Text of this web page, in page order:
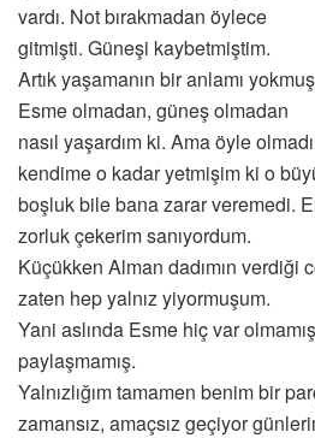
vardı. Not bırakmadan öylece
gitmişti. Güneşi kaybetmiştim.
Artık yaşamanın bir anlamı
Esme olmadan, güneş olmadan
nasıl yaşardım ki. Ama öyle
kendime o kadar yetmişim ki o
boşluk bile bana zarar veremedi.
zorluk çekerim sanıyordum.
Küçükken Alman dadımın verdiği
zaten hep yalnız yiyormuşum.
Yani aslında Esme hiç var
paylaşmamış.
Yalnızlığım tamamen benim bir
zamansız, amaçsız geçiyor